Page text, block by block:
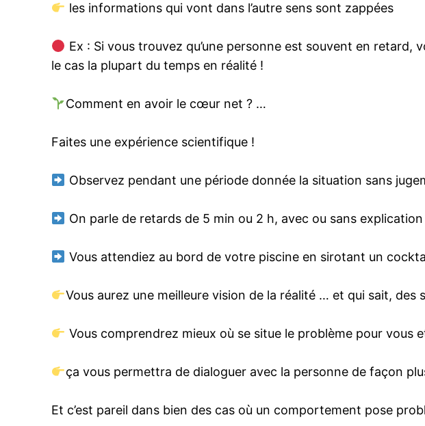
les informations qui vont dans l’autre sens sont zappées
Ex : Si vous trouvez qu’une personne est souvent en retard,
le cas la plupart du temps en réalité !
Comment en avoir le cœur net ? …
Faites une expérience scientifique !
Observez pendant une période donnée la situation sans
On parle de retards de 5 min ou 2 h, avec ou sans explication
Vous attendiez au bord de votre piscine en sirotant un
Vous aurez une meilleure vision de la réalité … et qui sait, des
Vous comprendrez mieux où se situe le problème pour vous
ça vous permettra de dialoguer avec la personne de façon
Et c’est pareil dans bien des cas où un comportement pose